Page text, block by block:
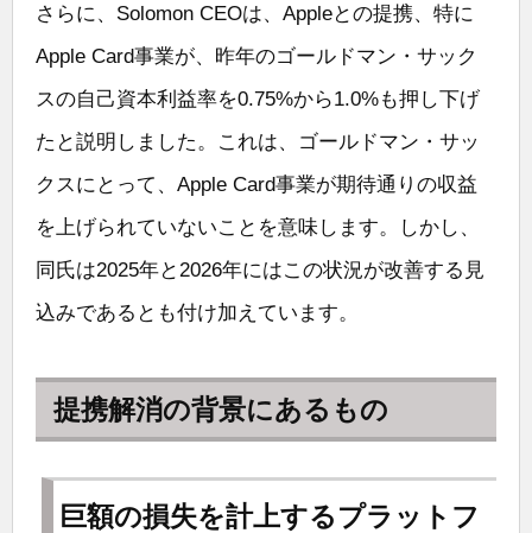
さらに、Solomon CEOは、Appleとの提携、特に
Apple Card事業が、昨年のゴールドマン・サック
スの自己資本利益率を0.75%から1.0%も押し下げ
たと説明しました。これは、ゴールドマン・サッ
クスにとって、Apple Card事業が期待通りの収益
を上げられていないことを意味します。しかし、
同氏は2025年と2026年にはこの状況が改善する見
込みであるとも付け加えています。
提携解消の背景にあるもの
巨額の損失を計上するプラットフ